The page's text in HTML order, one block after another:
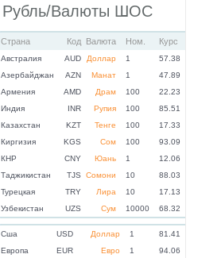
Рубль/Валюты ШОС
Страна Код Валюта Ном. Курс
Австралия AUD Доллар 1
57.38
Азербайджан
AZN Манат 1
47.89
Армения
AMD Драм 100
22.23
Индия
INR Рупия 100
85.51
Казахстан
KZT Тенге 100
17.33
Киргизия
KGS Сом 100
93.09
КНР
CNY Юань 1
12.06
Таджикистан
TJS Сомони 10
88.03
Турецкая
TRY Лира 10
17.13
Узбекистан
UZS Сум 10000 68.32
Cша USD Доллар 1
81.41
Eвропа
EUR Евро 1 94.06